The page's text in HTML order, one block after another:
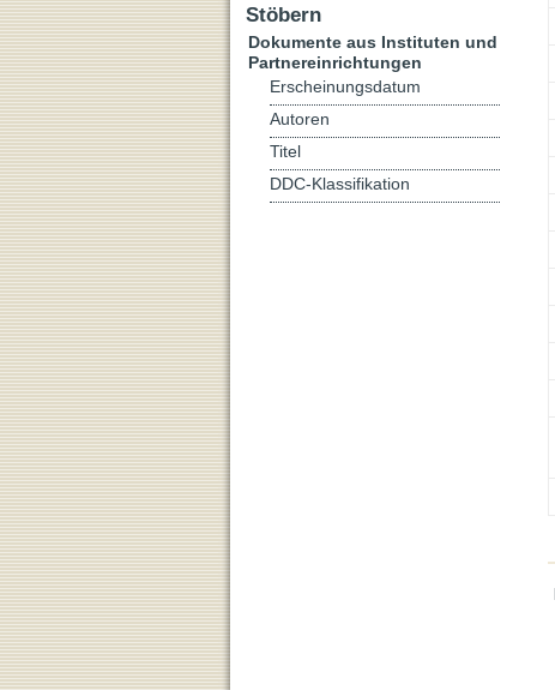
Stöbern
Dokumente aus Instituten und
Partnereinrichtungen
Erscheinungsdatum
Autoren
Titel
DDC-Klassifikation